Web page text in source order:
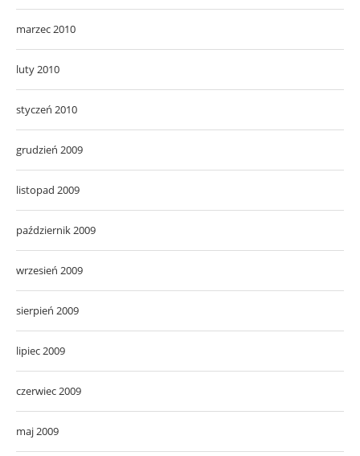
marzec 2010
luty 2010
styczeń 2010
grudzień 2009
listopad 2009
październik 2009
wrzesień 2009
sierpień 2009
lipiec 2009
czerwiec 2009
maj 2009